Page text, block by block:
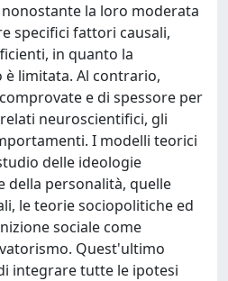
la loro moderata
specifici fattori causali,
in quanto la
limitata. Al contrario,
e di spessore per
neuroscientifici, gli
I modelli teorici
delle ideologie
della personalità, quelle
le teorie sociopolitiche ed
sociale come
Quest'ultimo
integrare tutte le ipotesi